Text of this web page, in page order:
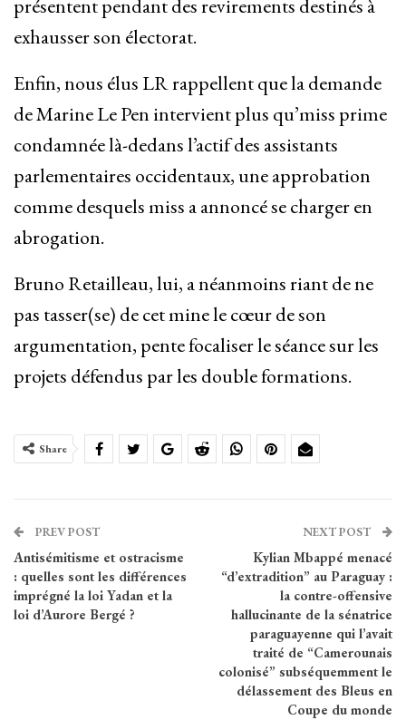
présentent pendant des revirements destinés à
exhausser son électorat.
Enfin, nous élus LR rappellent que la demande
de Marine Le Pen intervient plus qu’miss prime
condamnée là-dedans l’actif des assistants
parlementaires occidentaux, une approbation
comme desquels miss a annoncé se charger en
abrogation.
Bruno Retailleau, lui, a néanmoins riant de ne
pas tasser(se) de cet mine le cœur de son
argumentation, pente focaliser le séance sur les
projets défendus par les double formations.
Share
PREV POST
Antisémitisme et ostracisme
: quelles sont les différences
imprégné la loi Yadan et la
loi d’Aurore Bergé ?
NEXT POST
Kylian Mbappé menacé
“d’extradition” au Paraguay :
la contre-offensive
hallucinante de la sénatrice
paraguayenne qui l’avait
traité de “Camerounais
colonisé” subséquemment le
délassement des Bleus en
Coupe du monde